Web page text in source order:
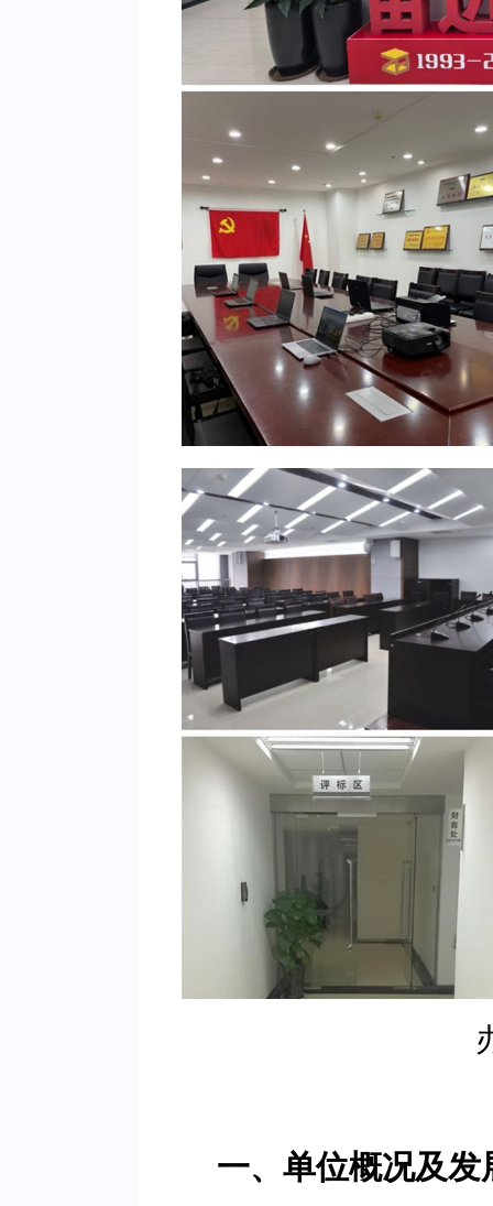
一、单位概况及发